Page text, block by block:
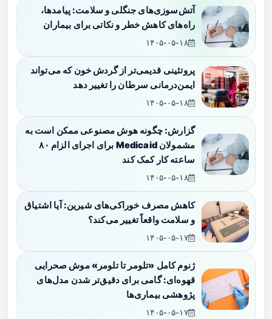
آتش‌سوزی‌های جنگلی و سلامت: پیامدها،
راه‌های کاهش خطر و نکاتی برای بیماران
۱۴۰۵-۰۵-۱۸
پروتئینی قدیمی‌تر از گردش خون که می‌تواند
ایمن‌درمانی سرطان را تغییر دهد
۱۴۰۵-۰۵-۱۸
گزارش: چگونه هوش مصنوعی ممکن است به
مشمولان Medicaid برای اجرای الزام ۸۰
ساعته کار کمک کند
۱۴۰۵-۰۵-۱۸
کاهش مصرف خوراکی‌های شیرین: آیا اشتیاق
و سلامت واقعاً تغییر می‌کند؟
۱۴۰۵-۰۵-۱۷
ژنوم کامل «تلومر تا تلومر» موش صحرایی
قهوه‌ای: گامی برای دقیق‌تر شدن مدل‌های
پژوهشی بیماری‌ها
۱۴۰۵-۰۵-۱۷